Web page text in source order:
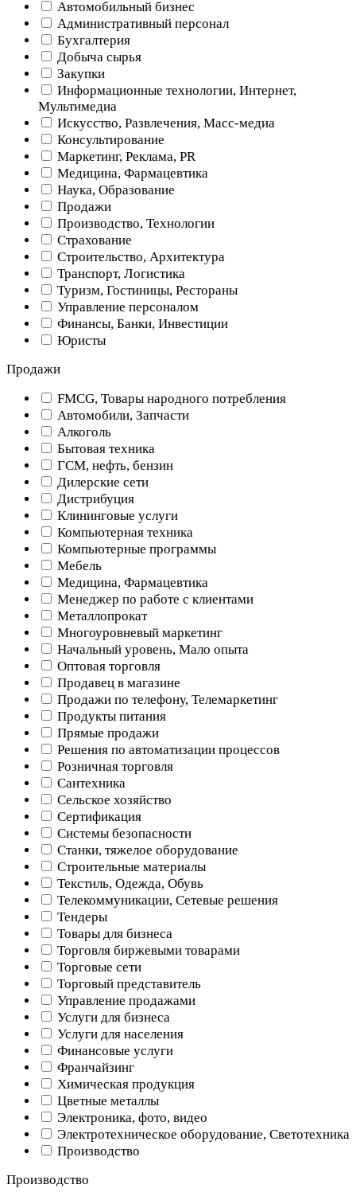
Автомобильный бизнес
Административный персонал
Бухгалтерия
Добыча сырья
Закупки
Информационные технологии, Интернет,
Мультимедиа
Искусство, Развлечения, Масс-медиа
Консультирование
Маркетинг, Реклама, PR
Медицина, Фармацевтика
Наука, Образование
Продажи
Производство, Технологии
Страхование
Строительство, Архитектура
Транспорт, Логистика
Туризм, Гостиницы, Рестораны
Управление персоналом
Финансы, Банки, Инвестиции
Юристы
Продажи
FMCG, Товары народного потребления
Автомобили, Запчасти
Алкоголь
Бытовая техника
ГСМ, нефть, бензин
Дилерские сети
Дистрибуция
Клининговые услуги
Компьютерная техника
Компьютерные программы
Мебель
Медицина, Фармацевтика
Менеджер по работе с клиентами
Металлопрокат
Многоуровневый маркетинг
Начальный уровень, Мало опыта
Оптовая торговля
Продавец в магазине
Продажи по телефону, Телемаркетинг
Продукты питания
Прямые продажи
Решения по автоматизации процессов
Розничная торговля
Сантехника
Сельское хозяйство
Сертификация
Системы безопасности
Станки, тяжелое оборудование
Строительные материалы
Текстиль, Одежда, Обувь
Телекоммуникации, Сетевые решения
Тендеры
Товары для бизнеса
Торговля биржевыми товарами
Торговые сети
Торговый представитель
Управление продажами
Услуги для бизнеса
Услуги для населения
Финансовые услуги
Франчайзинг
Химическая продукция
Цветные металлы
Электроника, фото, видео
Электротехническое оборудование, Светотехника
Производство
Производство